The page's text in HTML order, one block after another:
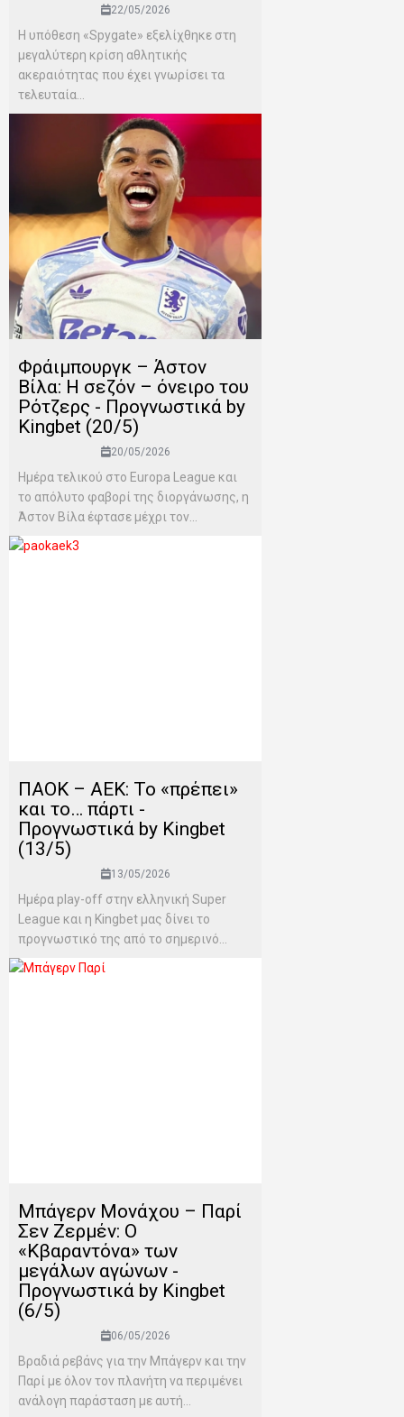
22/05/2026
Η υπόθεση «Spygate» εξελίχθηκε στη
μεγαλύτερη κρίση αθλητικής
ακεραιότητας που έχει γνωρίσει τα
τελευταία...
Φράιμπουργκ – Άστον
Βίλα: Η σεζόν – όνειρο του
Ρότζερς - Προγνωστικά by
Kingbet (20/5)
20/05/2026
Ημέρα τελικού στο Europa League και
το απόλυτο φαβορί της διοργάνωσης, η
Άστον Βίλα έφτασε μέχρι τον...
ΠΑΟΚ – ΑΕΚ: Το «πρέπει»
και το… πάρτι -
Προγνωστικά by Kingbet
(13/5)
13/05/2026
Ημέρα play-off στην ελληνική Super
League και η Kingbet μας δίνει το
προγνωστικό της από το σημερινό...
Μπάγερν Μονάχου – Παρί
Σεν Ζερμέν: Ο
«Κβαραντόνα» των
μεγάλων αγώνων -
Προγνωστικά by Kingbet
(6/5)
06/05/2026
Βραδιά ρεβάνς για την Μπάγερν και την
Παρί με όλον τον πλανήτη να περιμένει
ανάλογη παράσταση με αυτή...